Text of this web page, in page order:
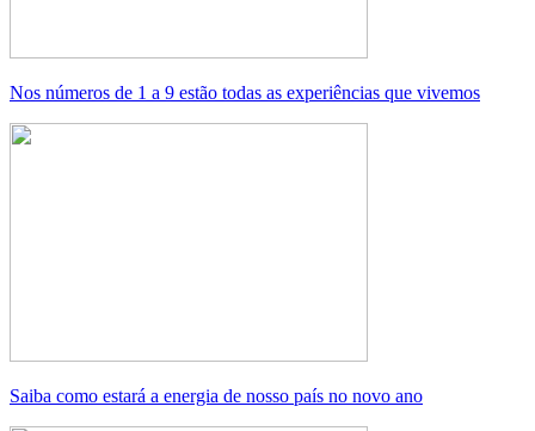
Nos números de 1 a 9 estão todas as experiências que vivemos
Saiba como estará a energia de nosso país no novo ano